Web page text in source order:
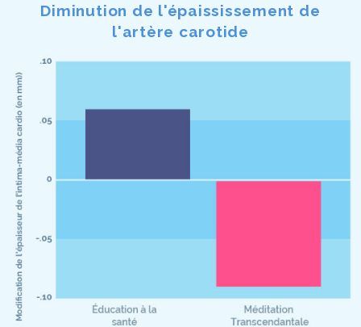
Diminution de l'épaississement de
l'artère carotide